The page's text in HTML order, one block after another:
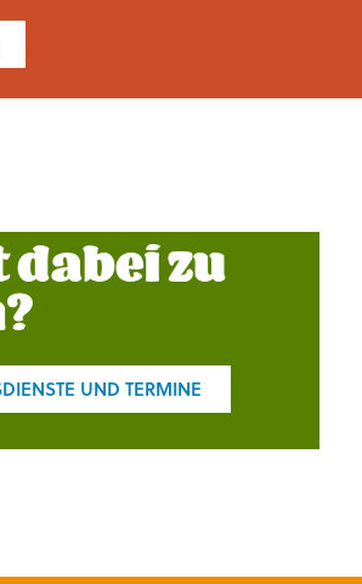
dabei zu
UND TERMINE